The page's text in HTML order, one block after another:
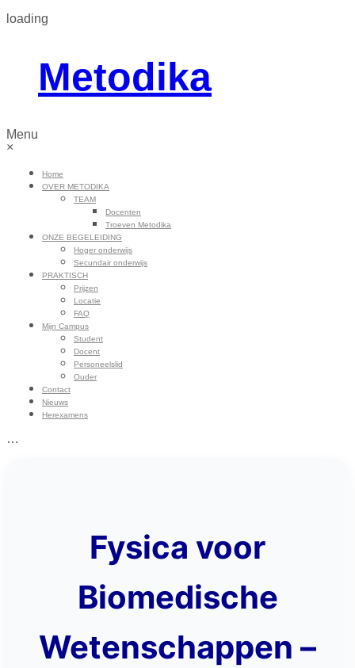
loading
Metodika
Menu
×
Home
OVER METODIKA
TEAM
Docenten
Troeven Metodika
ONZE BEGELEIDING
Hoger onderwijs
Secundair onderwijs
PRAKTISCH
Prijzen
Locatie
FAQ
Mijn Campus
Student
Docent
Personeelslid
Ouder
Contact
Nieuws
Herexamens
…
Fysica voor
Biomedische
Wetenschappen –